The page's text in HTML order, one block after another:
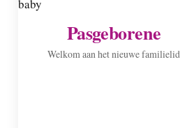
Pasgeborene
Welkom aan het nieuwe familielid